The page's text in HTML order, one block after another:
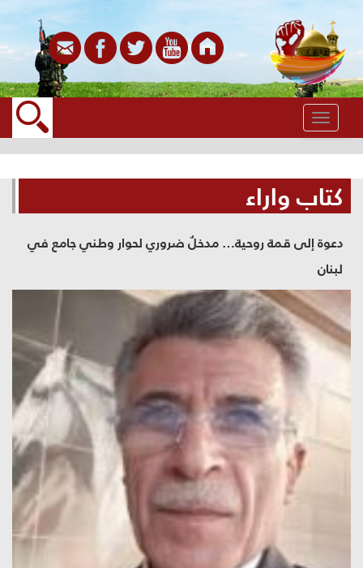
القائمة
كتاب واراء
دعوة إلى قمة روحية… مدخلٌ ضروري لحوار وطني جامع في
لبنان